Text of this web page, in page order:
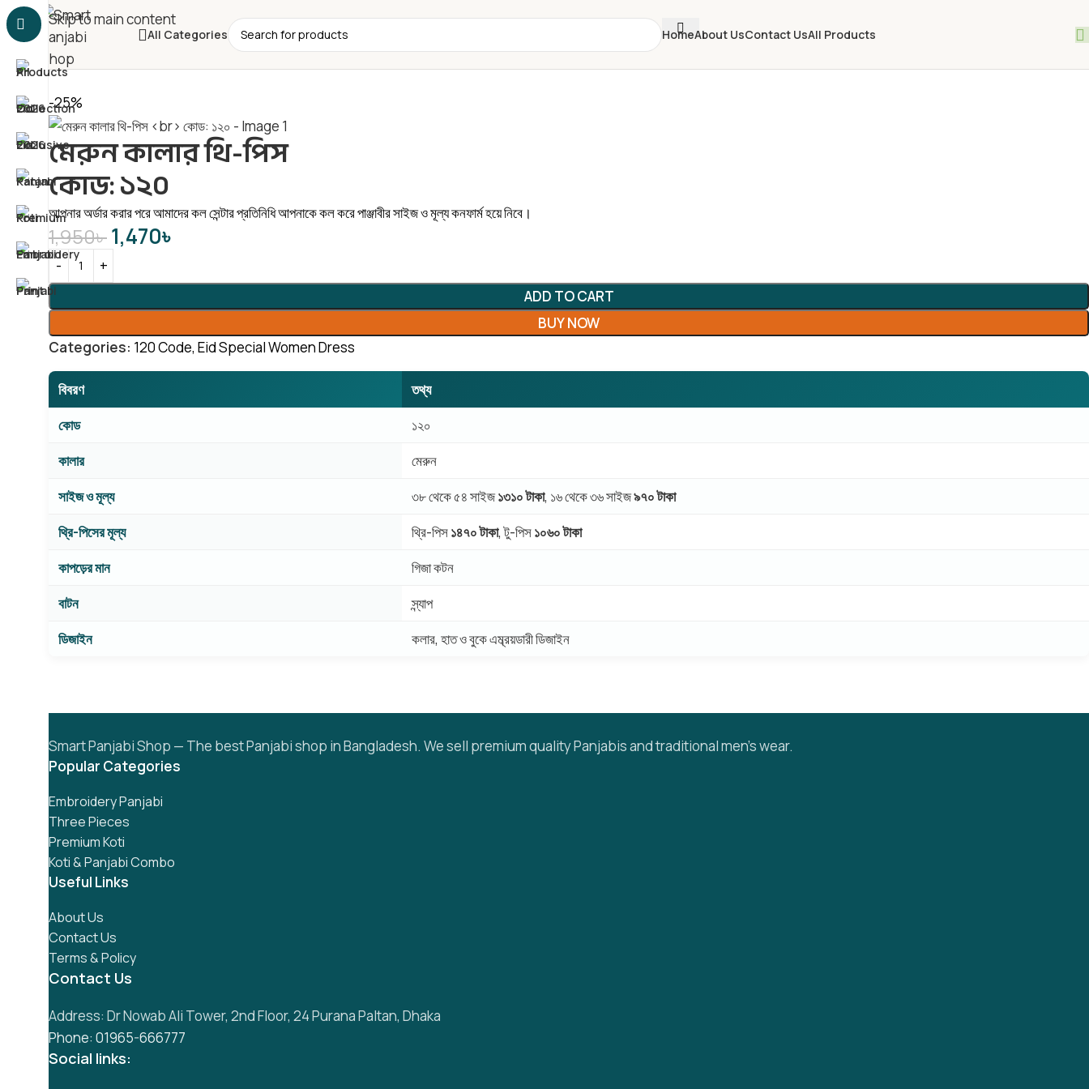
Skip to main content
All Categories HomeAbout UsContact UsAll Products
-25%
মেরুন কালার থি-পিস
কোড: ১২০
আপনার অর্ডার করার পরে আমাদের কল সেন্টার প্রতিনিধি আপনাকে কল করে পাঞ্জাবীর সাইজ ও মূল্য কনফার্ম হয়ে নিবে।
1,950৳1,470৳
ADD TO CART
BUY NOW
Categories: 120 Code, Eid Special Women Dress
বিবরণ
তথ্য
কোড
১২০
কালার
মেরুন
সাইজ ও মূল্য
৩৮ থেকে ৫৪ সাইজ১৩১০ টাকা, ১৬ থেকে ৩৬ সাইজ৯৭০ টাকা
থ্রি-পিসের মূল্য
থ্রি-পিস১৪৭০ টাকা, টু-পিস১০৬০ টাকা
কাপড়ের মান
গিজা কটন
বাটন
স্ন্যাপ
ডিজাইন
কলার, হাত ও বুকে এম্ব্রয়ডারী ডিজাইন
Smart Panjabi Shop — The best Panjabi shop in Bangladesh. We sell premium quality Panjabis and traditional men’s wear.
Popular Categories
Embroidery Panjabi
Three Pieces
Premium Koti
Koti & Panjabi Combo
Useful Links
About Us
Contact Us
Terms & Policy
Contact Us
Address: Dr Nowab Ali Tower, 2nd Floor, 24 Purana Paltan, Dhaka
Phone: 01965-666777
Social links: